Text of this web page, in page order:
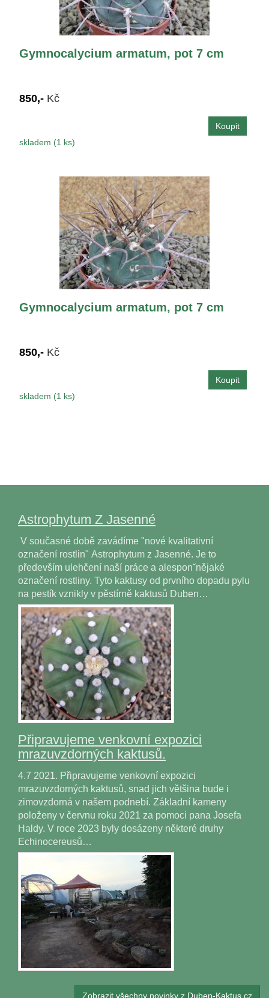
Gymnocalycium armatum, pot 7 cm
850,- Kč
skladem (1 ks)
Gymnocalycium armatum, pot 7 cm
850,- Kč
skladem (1 ks)
Astrophytum Z Jasenné
V současné době zavádíme "nové kvalitativní
označení rostlin" Astrophytum z Jasenné. Je to
především ulehčení naší práce a alesponˇnějaké
označení rostliny. Tyto kaktusy od prvního dopadu pylu
na pestík vznikly v pěstírně kaktusů Duben…
Připravujeme venkovní expozici
mrazuvzdorných kaktusů.
4.7 2021. Připravujeme venkovní expozici
mrazuvzdorných kaktusů, snad jich většina bude i
zimovzdorná v našem podnebí. Základní kameny
položeny v červnu roku 2021 za pomoci pana Josefa
Haldy. V roce 2023 byly dosázeny některé druhy
Echinocereusů…
Zobrazit všechny novinky z Duben-Kaktus.cz